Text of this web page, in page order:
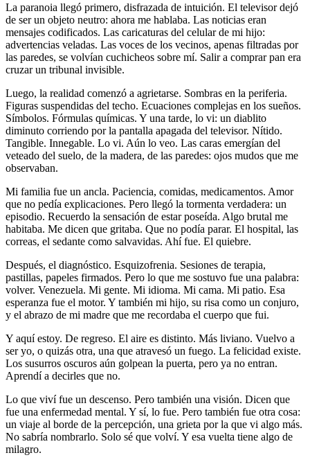
La paranoia llegó primero, disfrazada de intuición. El televisor dejó
de ser un objeto neutro: ahora me hablaba. Las noticias eran
mensajes codificados. Las caricaturas del celular de mi hijo:
advertencias veladas. Las voces de los vecinos, apenas filtradas por
las paredes, se volvían cuchicheos sobre mí. Salir a comprar pan era
cruzar un tribunal invisible.
Luego, la realidad comenzó a agrietarse. Sombras en la periferia.
Figuras suspendidas del techo. Ecuaciones complejas en los sueños.
Símbolos. Fórmulas químicas. Y una tarde, lo vi: un diablito
diminuto corriendo por la pantalla apagada del televisor. Nítido.
Tangible. Innegable. Lo vi. Aún lo veo. Las caras emergían del
veteado del suelo, de la madera, de las paredes: ojos mudos que me
observaban.
Mi familia fue un ancla. Paciencia, comidas, medicamentos. Amor
que no pedía explicaciones. Pero llegó la tormenta verdadera: un
episodio. Recuerdo la sensación de estar poseída. Algo brutal me
habitaba. Me dicen que gritaba. Que no podía parar. El hospital, las
correas, el sedante como salvavidas. Ahí fue. El quiebre.
Después, el diagnóstico. Esquizofrenia. Sesiones de terapia,
pastillas, papeles firmados. Pero lo que me sostuvo fue una palabra:
volver. Venezuela. Mi gente. Mi idioma. Mi cama. Mi patio. Esa
esperanza fue el motor. Y también mi hijo, su risa como un conjuro,
y el abrazo de mi madre que me recordaba el cuerpo que fui.
Y aquí estoy. De regreso. El aire es distinto. Más liviano. Vuelvo a
ser yo, o quizás otra, una que atravesó un fuego. La felicidad existe.
Los susurros oscuros aún golpean la puerta, pero ya no entran.
Aprendí a decirles que no.
Lo que viví fue un descenso. Pero también una visión. Dicen que
fue una enfermedad mental. Y sí, lo fue. Pero también fue otra cosa:
un viaje al borde de la percepción, una grieta por la que vi algo más.
No sabría nombrarlo. Solo sé que volví. Y esa vuelta tiene algo de
milagro.